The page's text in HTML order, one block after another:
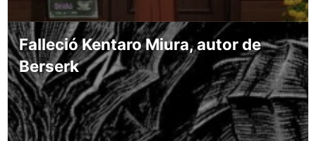
Falleció Kentaro Miura, autor de
Berserk